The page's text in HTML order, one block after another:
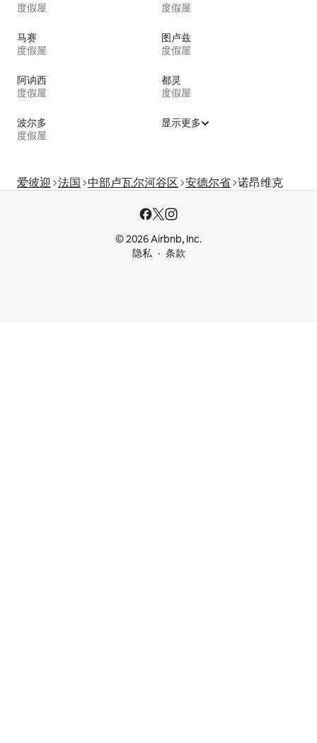
度假屋
度假屋
马赛
度假屋
图卢兹
度假屋
阿讷西
度假屋
都灵
度假屋
波尔多
度假屋
显示更多
爱彼迎 法国 中部卢瓦尔河谷区 安德尔省 诺昂维克
© 2026 Airbnb, Inc.
隐私
条款